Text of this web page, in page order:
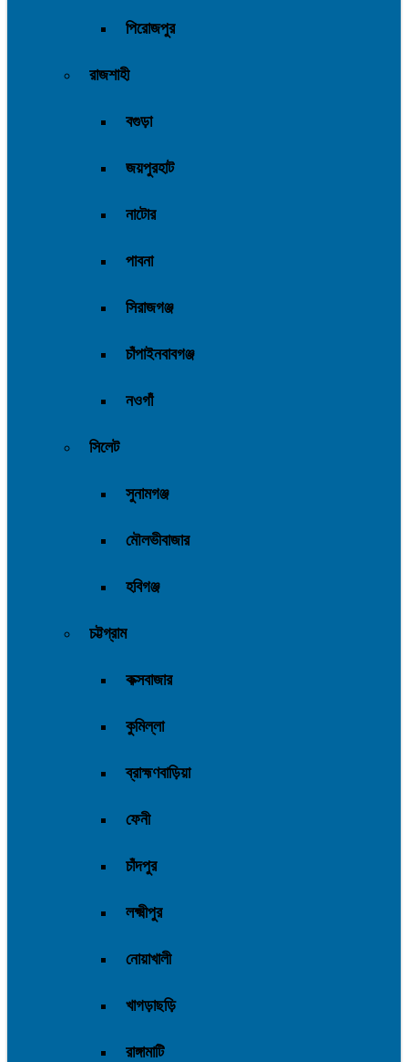
পিরোজপুর
রাজশাহী
বগুড়া
জয়পুরহাট
নাটোর
পাবনা
সিরাজগঞ্জ
চাঁপাইনবাবগঞ্জ
নওগাঁ
সিলেট
সুনামগঞ্জ
মৌলভীবাজার
হবিগঞ্জ
চট্টগ্রাম
কক্সবাজার
কুমিল্লা
ব্রাহ্মণবাড়িয়া
ফেনী
চাঁদপুর
লক্ষ্মীপুর
নোয়াখালী
খাগড়াছড়ি
রাঙ্গামাটি